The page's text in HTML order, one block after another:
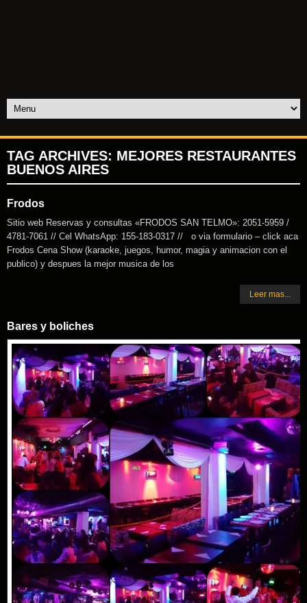
TAG ARCHIVES: MEJORES RESTAURANTES
BUENOS AIRES
Frodos
Sitio web Reservas y consultas «FRODOS SAN TELMO»: 2051-5959 /
4781-7061 // Cel WhatsApp: 155-183-0317 // o via formulario – click aca
Frodos Cena Show (karaoke, juegos, humor, magia y animacion con el
publico) y despues la mejor musica de los
Leer mas...
Bares y boliches